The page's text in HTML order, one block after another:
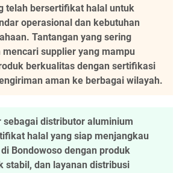
telah bersertifikat halal untuk
operasional dan kebutuhan
Tantangan yang sering
supplier yang mampu
berkualitas dengan sertifikasi
aman ke berbagai wilayah.
sebagai distributor aluminium
halal yang siap menjangkau
Bondowoso dengan produk
stabil, dan layanan distribusi